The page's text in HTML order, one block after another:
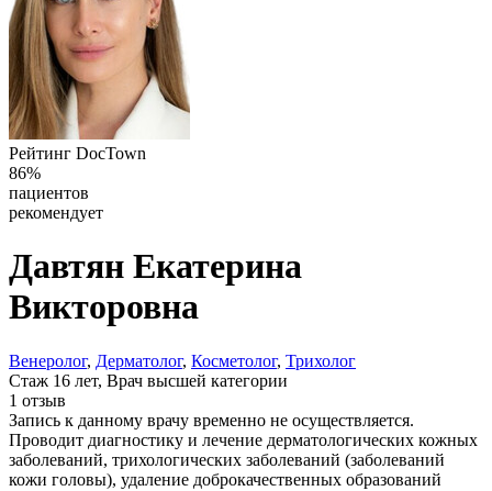
Рейтинг DocTown
86%
пациентов
рекомендует
Давтян Екатерина
Викторовна
Венеролог, Дерматолог, Косметолог, Трихолог
Стаж 16 лет, Врач высшей категории
1 отзыв
Запись к данному врачу временно не осуществляется.
Проводит диагностику и лечение дерматологических кожных
заболеваний, трихологических заболеваний (заболеваний
кожи головы), удаление доброкачественных образований